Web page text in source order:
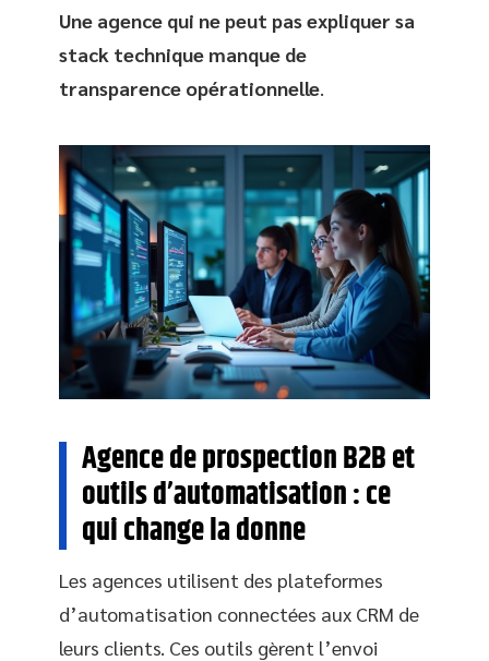
Une agence qui ne peut pas expliquer sa
stack technique manque de
transparence opérationnelle
Agence de prospection B2B et
outils d’automatisation : ce
qui change la donne
Les agences utilisent des plateformes
d’automatisation connectées aux CRM de
leurs clients. Ces outils gèrent l’envoi